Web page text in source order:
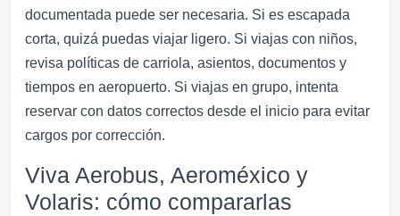
documentada puede ser necesaria. Si es escapada
corta, quizá puedas viajar ligero. Si viajas con niños,
revisa políticas de carriola, asientos, documentos y
tiempos en aeropuerto. Si viajas en grupo, intenta
reservar con datos correctos desde el inicio para evitar
cargos por corrección.
Viva Aerobus, Aeroméxico y
Volaris: cómo compararlas